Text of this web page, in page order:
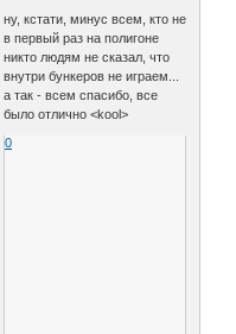
ну, кстати, минус всем, кто не
в первый раз на полигоне
никто людям не сказал, что
внутри бункеров не играем...
а так - всем спасибо, все
было отлично <kool>
0